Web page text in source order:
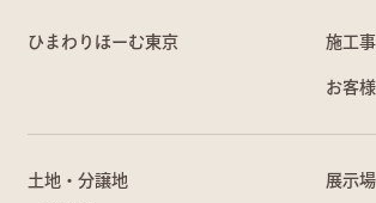
ひまわりほーむ東京 施工事
お客
土地・分譲地 展示